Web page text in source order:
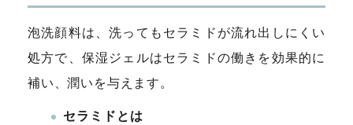
泡洗顔料は、洗ってもセラミドが流れ出しにくい
処方で、保湿ジェルはセラミドの働きを効果的に
補い、潤いを与えます。
セラミドとは